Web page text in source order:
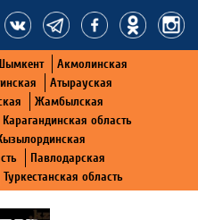
Акмолинская
Атырауская
Жамбылская
Карагандинская область
Павлодарская
Туркестанская область